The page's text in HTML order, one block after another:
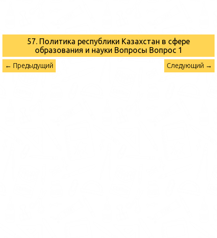
57. Политика республики Казахстан в сфере
образования и науки Вопросы Вопрос 1
← Предыдущий Следующий →